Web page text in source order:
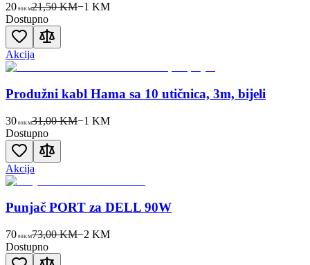
20 90KM21,50 KM−1 KM
Dostupno
Akcija
Produžni kabl Hama sa 10 utičnica, 3m, bijeli
30 00KM31,00 KM−1 KM
Dostupno
Akcija
Punjač PORT za DELL 90W
70 90KM73,00 KM−2 KM
Dostupno